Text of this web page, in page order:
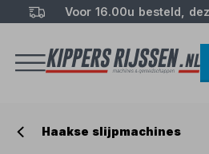
Voor 16.00u besteld,
Haakse slijpmachines